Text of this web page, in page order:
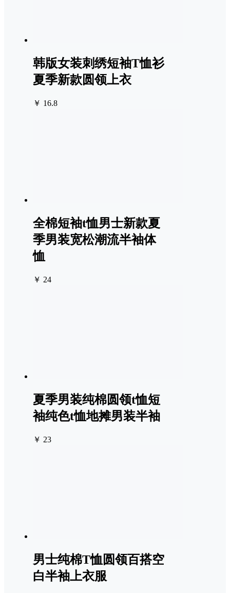
韩版女装刺绣短袖T恤衫
夏季新款圆领上衣
￥ 16.8
全棉短袖t恤男士新款夏
季男装宽松潮流半袖体
恤
￥ 24
夏季男装纯棉圆领t恤短
袖纯色t恤地摊男装半袖
￥ 23
男士纯棉T恤圆领百搭空
白半袖上衣服